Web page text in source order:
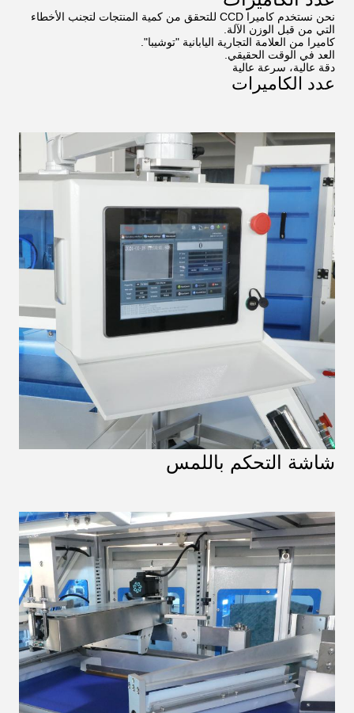
نحن نستخدم كاميرا CCD للتحقق من كمية المنتجات لتجنب الأخطاء
التي من قبل الوزن الآلة.
كاميرا من العلامة التجارية اليابانية "توشيبا".
العد في الوقت الحقيقي.
دقة عالية، سرعة عالية
عدد الكاميرات
شاشة التحكم باللمس